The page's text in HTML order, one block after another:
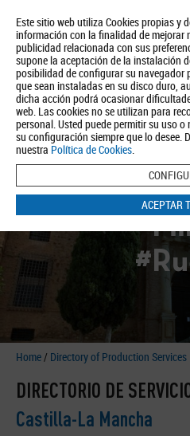
Este sitio web utiliza Cookies propias y
información con la finalidad de mejorar
publicidad relacionada con sus
supone la aceptación de la instalación
posibilidad de configurar su navegador
que sean instaladas en su disco duro,
dicha acción podrá ocasionar
web. Las cookies no se utilizan para
personal. Usted puede permitir su uso
su configuración siempre que lo desee.
nuestra Política de Cookies.
ACEPTAR
About us Tourism Política de
Home/ Directory of Production Services
DIRECTORIO DE
Castilla-La Mancha